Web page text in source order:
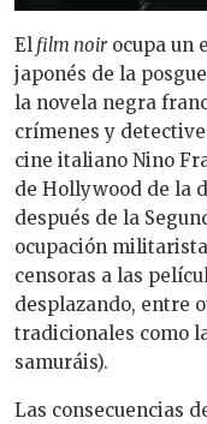
El film noirocupa un
japonés de la
la novela negra
crímenes y
cine italiano Nino
de Hollywood de la
después de la
ocupación
censoras a las
desplazando, entre
tradicionales como
samuráis).
Las consecuencias